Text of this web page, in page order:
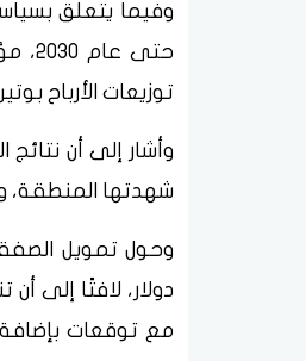
وفيما يتعلق
حتى
توزيعات الأرباح
شهدتها المنطقة،
وحول تمويل
دولار، لافتًا إلى